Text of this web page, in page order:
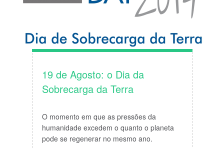
19 de Agosto: o Dia da
Sobrecarga da Terra
O momento em que as pressões da
humanidade excedem o quanto o planeta
pode se regenerar no mesmo ano.